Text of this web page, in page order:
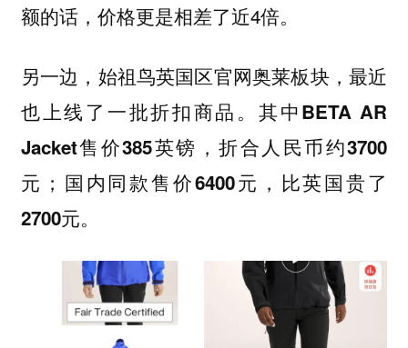
额的话，价格更是相差了近4倍。
另一边，始祖鸟英国区官网奥莱板块，最近
也上线了一批折扣商品。其中BETA AR
Jacket售价385英镑，折合人民币约3700
元；国内同款售价6400元，比英国贵了
2700元。